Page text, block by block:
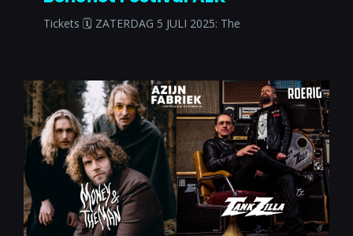
Tickets 🗓 ZATERDAG 5 JULI 2025: The